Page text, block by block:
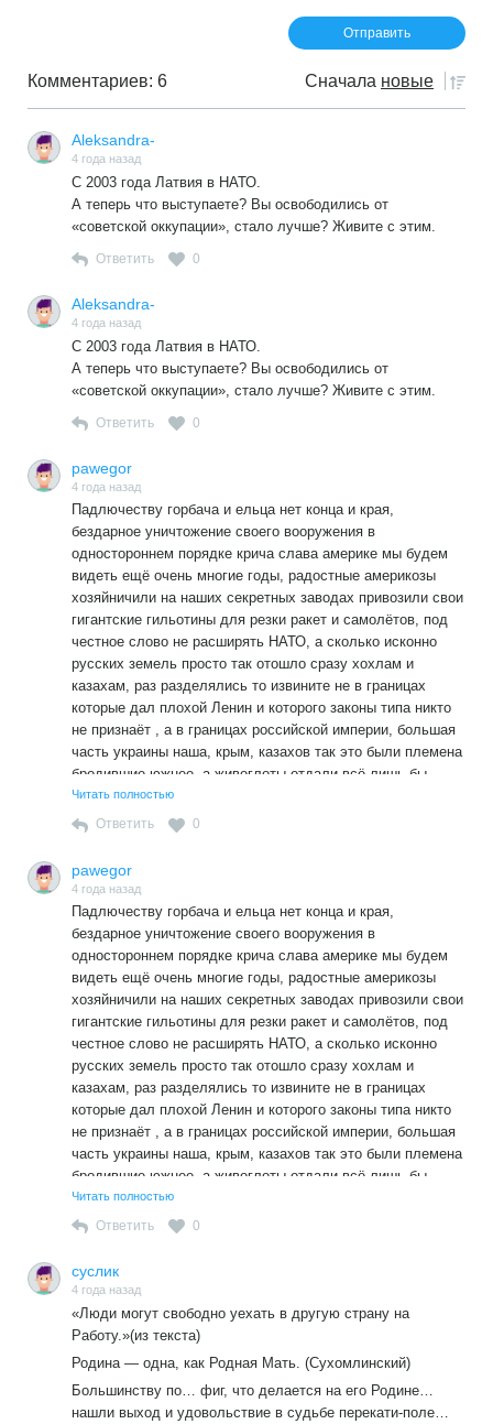
Комментариев: 6 Сначала новые
Aleksandra-
4 года назад
C 2003 года Латвия в НАТО.
А теперь что выступаете? Вы освободились от
«советской оккупации», стало лучше? Живите с этим.
Ответить 0
Aleksandra-
4 года назад
C 2003 года Латвия в НАТО.
А теперь что выступаете? Вы освободились от
«советской оккупации», стало лучше? Живите с этим.
Ответить 0
pawegor
4 года назад
Падлючеству горбача и ельца нет конца и края,
бездарное уничтожение своего вооружения в
одностороннем порядке крича слава америке мы будем
видеть ещё очень многие годы, радостные америкозы
хозяйничили на наших секретных заводах привозили свои
гигантские гильотины для резки ракет и самолётов, под
честное слово не расширять НАТО, а сколько исконно
русских земель просто так отошло сразу хохлам и
казахам, раз разделялись то извините не в границах
которые дал плохой Ленин и которого законы типа никто
не признаёт , а в границах российской империи, большая
часть украины наша, крым, казахов так это были племена
бродившие южнее, а живоглоты отдали всё лишь бы
хапнуть в приватизацию могучую экономику СССР с
которой до сих пор пенки берут.
Читать полностью
Ответить 0
pawegor
4 года назад
Падлючеству горбача и ельца нет конца и края,
бездарное уничтожение своего вооружения в
одностороннем порядке крича слава америке мы будем
видеть ещё очень многие годы, радостные америкозы
хозяйничили на наших секретных заводах привозили свои
гигантские гильотины для резки ракет и самолётов, под
честное слово не расширять НАТО, а сколько исконно
русских земель просто так отошло сразу хохлам и
казахам, раз разделялись то извините не в границах
которые дал плохой Ленин и которого законы типа никто
не признаёт , а в границах российской империи, большая
часть украины наша, крым, казахов так это были племена
бродившие южнее, а живоглоты отдали всё лишь бы
хапнуть в приватизацию могучую экономику СССР с
которой до сих пор пенки берут.
Читать полностью
Ответить 0
суслик
4 года назад
«Люди могут свободно уехать в другую страну на
Работу.»(из текста)
Родина — одна, как Родная Мать. (Сухомлинский)
Большинству по… фиг, что делается на его Родине…
нашли выход и удовольствие в судьбе перекати-поле…